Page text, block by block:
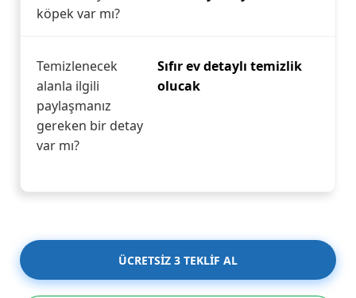
köpek var mı?
Temizlenecek
alanla ilgili
paylaşmanız
gereken bir detay
var mı?
Sıfır ev detaylı temizlik
olucak
ÜCRETSİZ 3 TEKLİF AL